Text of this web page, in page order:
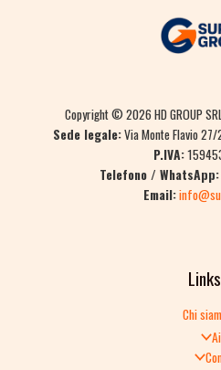
Copyright © 2026 HD GROUP
Sede legale:Via Monte Flavio
P.IVA:
Telefono / WhatsApp:
Email:
Links
Chi